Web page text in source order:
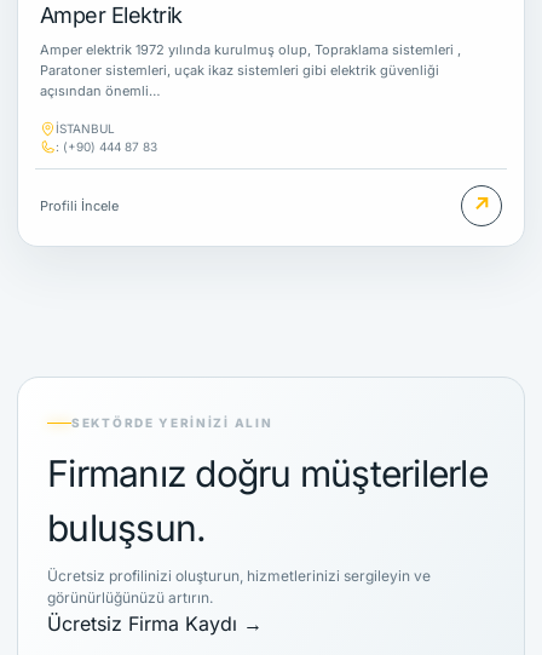
Amper Elektrik
Amper elektrik 1972 yılında kurulmuş olup, Topraklama sistemleri ,
Paratoner sistemleri, uçak ikaz sistemleri gibi elektrik güvenliği
açısından önemli…
İSTANBUL
: (+90) 444 87 83
Profili İncele ↗
SEKTÖRDE YERINIZI ALIN
Firmanız doğru müşterilerle
buluşsun.
Ücretsiz profilinizi oluşturun, hizmetlerinizi sergileyin ve
görünürlüğünüzü artırın.
Ücretsiz Firma Kaydı →